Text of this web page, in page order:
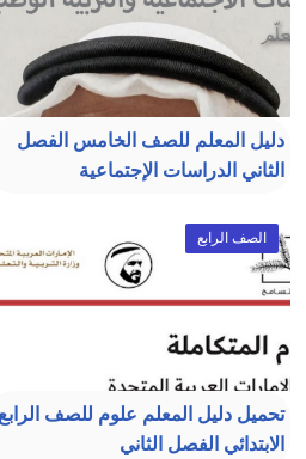
دليل المعلم للصف الخامس الفصل
الثاني الدراسات الإجتماعية
الصف الرابع
تحميل دليل المعلم علوم للصف الرابع
الابتدائي الفصل الثاني